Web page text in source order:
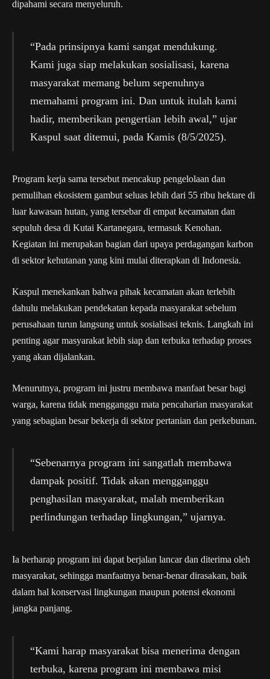
dipahami secara menyeluruh.
“Pada prinsipnya kami sangat mendukung.
Kami juga siap melakukan sosialisasi, karena
masyarakat memang belum sepenuhnya
memahami program ini. Dan untuk itulah kami
hadir, memberikan pengertian lebih awal,” ujar
Kaspul saat ditemui, pada Kamis (8/5/2025).
Program kerja sama tersebut mencakup pengelolaan dan
pemulihan ekosistem gambut seluas lebih dari 55 ribu hektare di
luar kawasan hutan, yang tersebar di empat kecamatan dan
sepuluh desa di Kutai Kartanegara, termasuk Kenohan.
Kegiatan ini merupakan bagian dari upaya perdagangan karbon
di sektor kehutanan yang kini mulai diterapkan di Indonesia.
Kaspul menekankan bahwa pihak kecamatan akan terlebih
dahulu melakukan pendekatan kepada masyarakat sebelum
perusahaan turun langsung untuk sosialisasi teknis. Langkah ini
penting agar masyarakat lebih siap dan terbuka terhadap proses
yang akan dijalankan.
Menurutnya, program ini justru membawa manfaat besar bagi
warga, karena tidak mengganggu mata pencaharian masyarakat
yang sebagian besar bekerja di sektor pertanian dan perkebunan.
“Sebenarnya program ini sangatlah membawa
dampak positif. Tidak akan mengganggu
penghasilan masyarakat, malah memberikan
perlindungan terhadap lingkungan,” ujarnya.
Ia berharap program ini dapat berjalan lancar dan diterima oleh
masyarakat, sehingga manfaatnya benar-benar dirasakan, baik
dalam hal konservasi lingkungan maupun potensi ekonomi
jangka panjang.
“Kami harap masyarakat bisa menerima dengan
terbuka, karena program ini membawa misi